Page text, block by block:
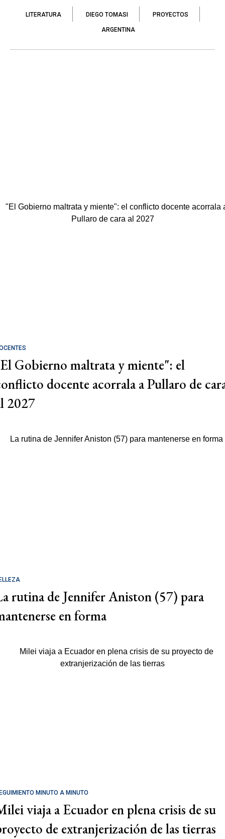
LITERATURA DIEGO TOMASI PROYECTOS
ARGENTINA
Gobierno maltrata y miente": el
docente acorrala a Pullaro de
2027
rutina de Jennifer Aniston (57) para
en forma
MINUTO A MINUTO
viaja a Ecuador en plena crisis de su
de extranjerización de las tierras